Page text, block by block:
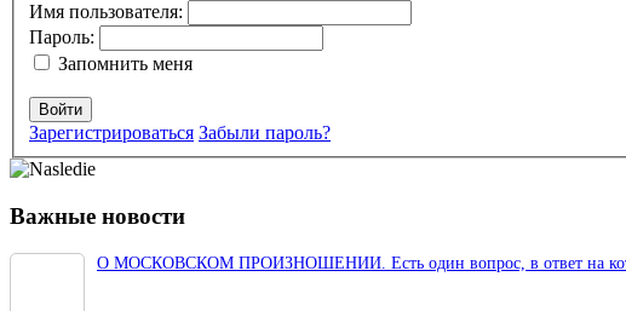
Комментарий*
Имя пользователя:
Пароль:
Запомнить меня
Войти
Зарегистрироваться Забыли пароль?
Важные новости
О МОСКОВСКОМ ПРОИЗНОШЕНИИ. Есть один вопрос, в ответ на